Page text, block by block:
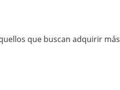
que buscan adquirir más